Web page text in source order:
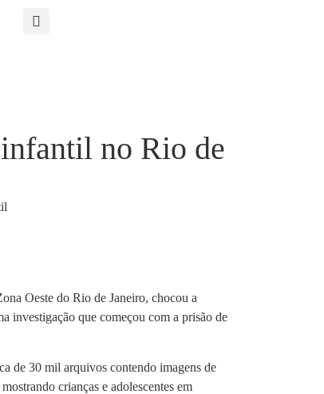
no Rio de
Oeste do Rio de Janeiro, chocou a
investigação que começou com a prisão de
de 30 mil arquivos contendo imagens de
crianças e adolescentes em